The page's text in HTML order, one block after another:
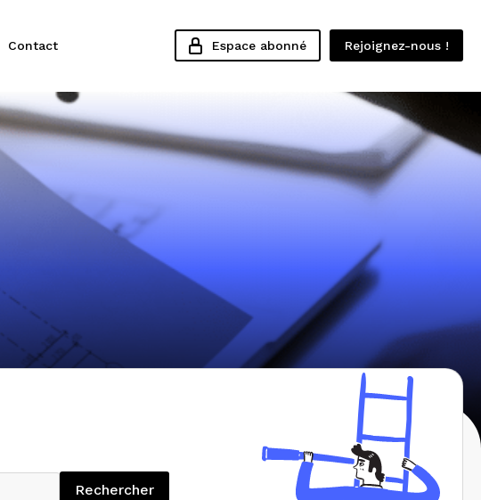
Contact Espace abonné Rejoignez-nous !
RechercherRechercher